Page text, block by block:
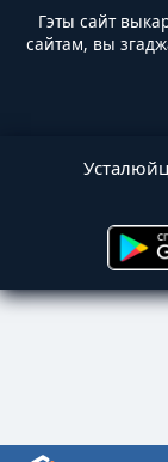
Гэты сайт
сайтам, вы